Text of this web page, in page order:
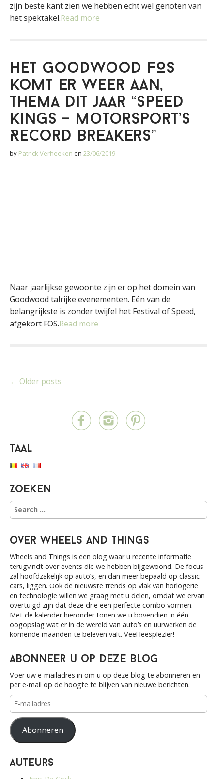
zijn beste kant zien we hebben echt wel genoten van
het spektakel.Read more
Het Goodwood FOS
komt er weer aan,
thema dit jaar “Speed
Kings – Motorsport’s
Record Breakers”
by Patrick Verheeken on 23/06/2019
Naar jaarlijkse gewoonte zijn er op het domein van
Goodwood talrijke evenementen. Eén van de
belangrijkste is zonder twijfel het Festival of Speed,
afgekort FOS.Read more
P
t
s
a
v
i
g
a
t
i
o
← Older posts
Taal
Zoeken
S
e
c
h
f
o
r
:
over Wheels and Things
Wheels and Things is een blog waar u recente informatie
terugvindt over events die we hebben bijgewoond. De focus
zal hoofdzakelijk op auto’s, en dan meer bepaald op classic
cars, liggen. Ook de nieuwste trends op vlak van horlogerie
en technologie willen we graag met u delen, omdat we ervan
overtuigd zijn dat deze drie een perfecte combo vormen.
Met de kalender hieronder tonen we u bovendien in één
oogopslag wat er in de wereld van auto’s en uurwerken de
komende maanden te beleven valt. Veel leesplezier!
Abonneer u op deze blog
Voer uw e-mailadres in om u op deze blog te abonneren en
per e-mail op de hoogte te blijven van nieuwe berichten.
E-
mailadres
Abonneren
Auteurs